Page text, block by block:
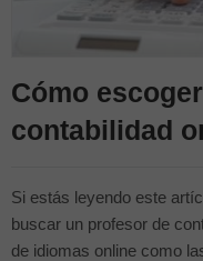
Cómo
contabilidad
Si estás leyendo este
buscar un profesor de
de idiomas online como